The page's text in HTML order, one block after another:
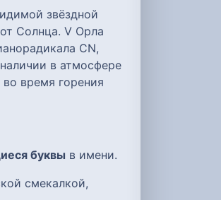
звёздной
Солнца. V Орла
CN,
в атмосфере
время горения
буквы в имени.
смекалкой,